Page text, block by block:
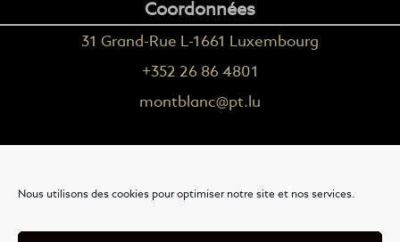
Nous utilisons des cookies pour optimiser notre site et nos services.
Coordonnées
31 Grand-Rue L-1661 Luxembourg
+352 26 86 4801
montblanc@pt.lu